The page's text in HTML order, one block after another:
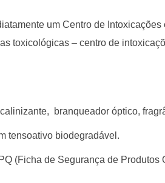
um Centro de
toxicológicas – centro de
branqueador óptico,
tensoativo biodegradável.
(Ficha de Segurança de Produtos